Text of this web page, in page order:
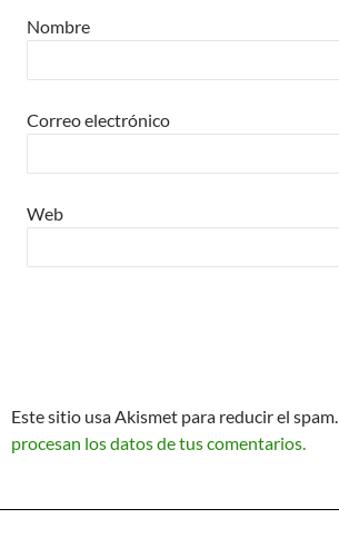
Nombre
Correo electrónico
Web
Este sitio usa Akismet para reducir el spam.
procesan los datos de tus comentarios.